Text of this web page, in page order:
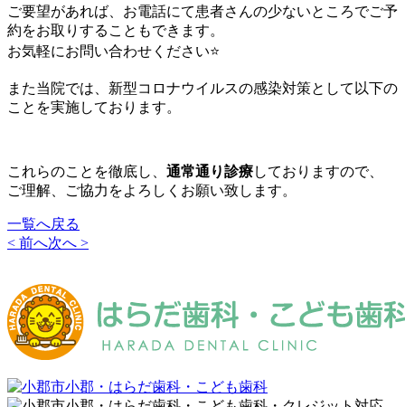
ご要望があれば、お電話にて患者さんの少ないところでご予
約をお取りすることもできます。
お気軽にお問い合わせください⭐️
また当院では、新型コロナウイルスの感染対策として以下の
ことを実施しております。
これらのことを徹底し、 通常通り診療しておりますので、
ご理解、ご協力をよろしくお願い致します。
一覧へ戻る
< 前へ次へ >